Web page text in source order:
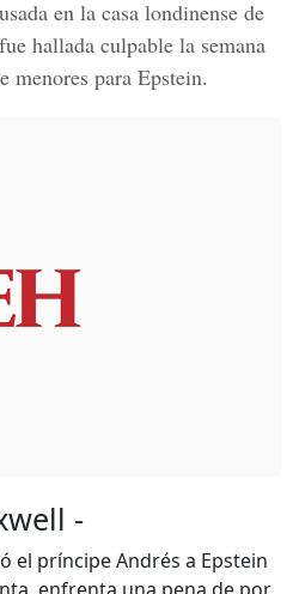
en la casa londinense de
hallada culpable la semana
menores para Epstein.
-
el príncipe Andrés a Epstein